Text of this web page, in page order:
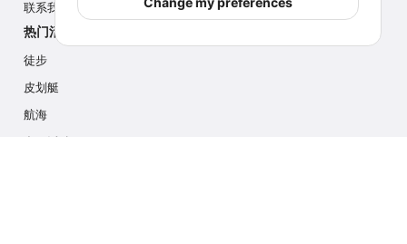
联系我们
热门活动
徒步
皮划艇
航海